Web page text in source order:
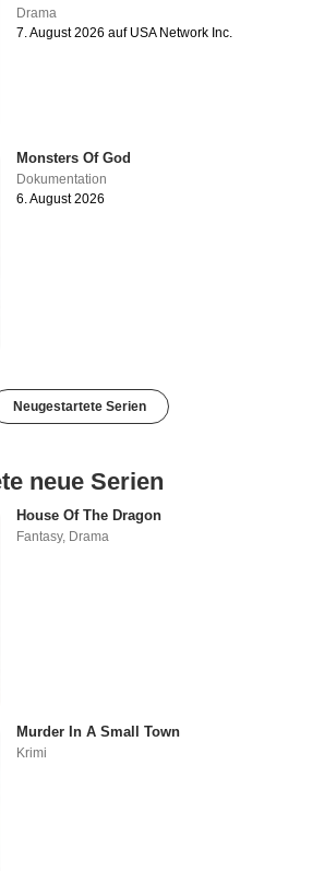
Drama
7. August 2026 auf USA Network Inc.
Monsters Of God
Dokumentation
6. August 2026
Neugestartete Serien
neue Serien
House Of The Dragon
Fantasy, Drama
Murder In A Small Town
Krimi